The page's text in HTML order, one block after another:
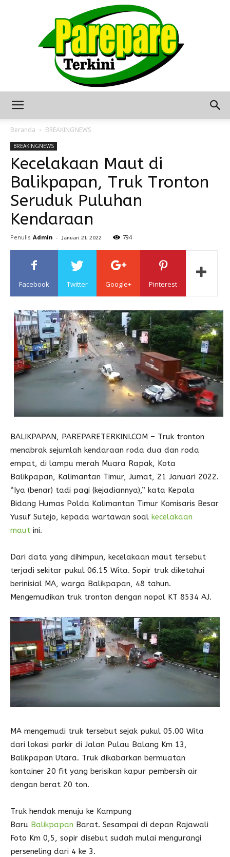
Terkini
Seputar
Sulawesi
Beranda BREAKINGNEWS
BREAKINGNEWS
Kecelakaan Maut di
Balikpapan, Truk Tronton
Seruduk Puluhan
Kendaraan
Penulis Admin - Januari 21, 2022 794
Facebook Twitter Google+ Pinterest
BALIKPAPAN, PAREPARETERKINI.COM – Truk tronton
menabrak sejumlah kendaraan roda dua dan roda
empat, di lampu merah Muara Rapak, Kota
Balikpapan, Kalimantan Timur, Jumat, 21 Januari 2022.
“Iya (benar) tadi pagi (kejadiannya),” kata Kepala
Bidang Humas Polda Kalimantan Timur Komisaris Besar
Yusuf Sutejo, kepada wartawan soal kecelakaan
maut ini.
Dari data yang dihimpun, kecelakaan maut tersebut
terjadi sekitar pukul 06.15 Wita. Sopir truk diketahui
berinisial MA, warga Balikpapan, 48 tahun.
Mengemudikan truk tronton dengan nopol KT 8534 AJ.
MA mengemudi truk tersebut sejak pukul 05.00 Wita
dari lokasi parkir di Jalan Pulau Balang Km 13,
Balikpapan Utara. Truk dikabarkan bermuatan
kontainer 20 fit yang berisikan kapur pembersih air
dengan berat 20 ton.
Truk hendak menuju ke Kampung
Baru Balikpapan Barat. Sesampai di depan Rajawali
Foto Km 0,5, sopir disebut sudah mulai mengurangi
perseneling dari 4 ke 3.